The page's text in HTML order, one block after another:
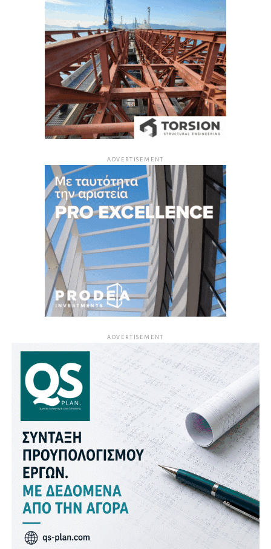
ADVERTISEMENT
ADVERTISEMENT